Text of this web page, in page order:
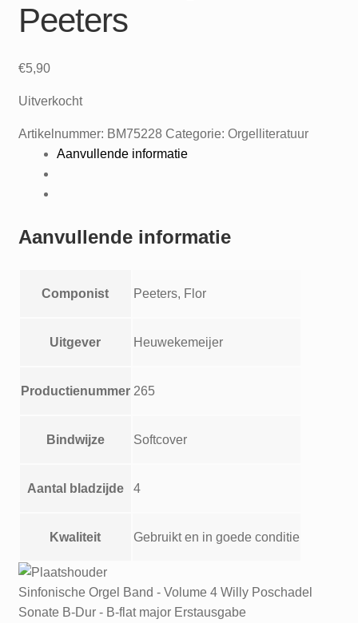
Peeters
€5,90
Uitverkocht
Artikelnummer: BM75228 Categorie: Orgelliteratuur
Aanvullende informatie
Aanvullende informatie
Componist Peeters, Flor
Uitgever Heuwekemeijer
Productienummer 265
Bindwijze Softcover
Aantal bladzijde 4
Kwaliteit Gebruikt en in goede conditie
Sinfonische Orgel Band - Volume 4 Willy Poschadel
Sonate B-Dur - B-flat major Erstausgabe